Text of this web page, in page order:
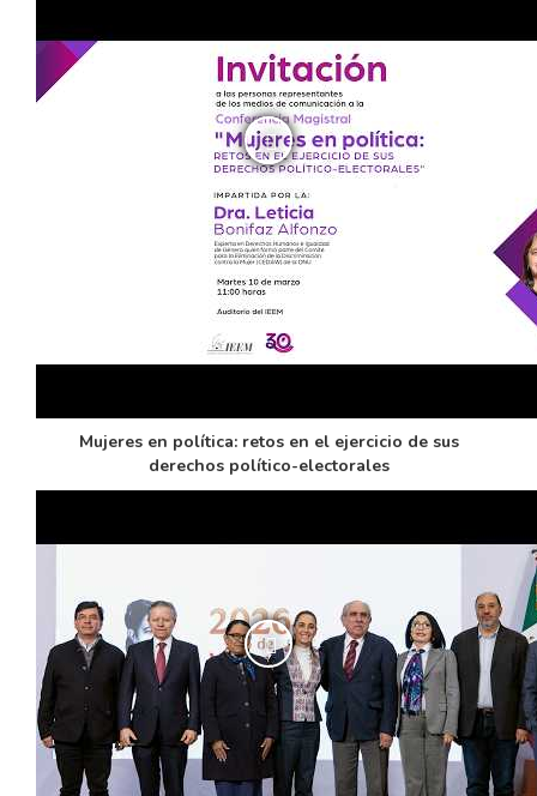
Mujeres en política: retos en el ejercicio de sus
derechos político-electorales